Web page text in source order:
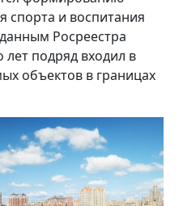
спорта и воспитания
Росреестра
лет подряд входил в
объектов в границах